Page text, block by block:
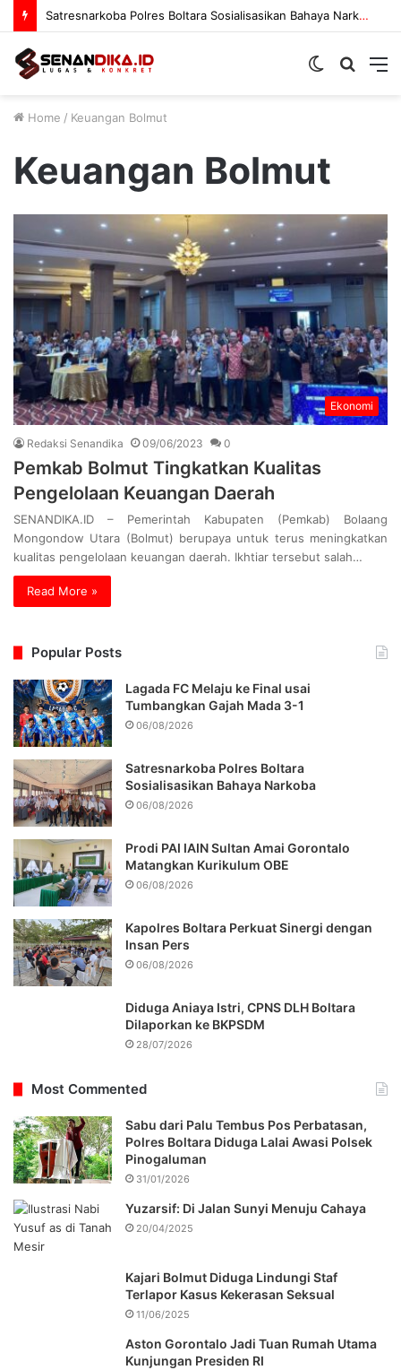
Satresnarkoba Polres Boltara Sosialisasikan Bahaya Narkoba
Search
Switch
Home / Keuangan Bolmut
Keuangan Bolmut
Ekonomi
Redaksi Senandika 09/06/2023 0
Pemkab Bolmut Tingkatkan Kualitas
Pengelolaan Keuangan Daerah
SENANDIKA.ID – Pemerintah Kabupaten (Pemkab) Bolaang
Mongondow Utara (Bolmut) berupaya untuk terus meningkatkan
kualitas pengelolaan keuangan daerah. Ikhtiar tersebut salah…
Read More »
Popular Posts
Lagada FC Melaju ke Final usai
Tumbangkan Gajah Mada 3-1
06/08/2026
Satresnarkoba Polres Boltara
Sosialisasikan Bahaya Narkoba
06/08/2026
Prodi PAI IAIN Sultan Amai Gorontalo
Matangkan Kurikulum OBE
06/08/2026
Kapolres Boltara Perkuat Sinergi dengan
Insan Pers
06/08/2026
Diduga Aniaya Istri, CPNS DLH Boltara
Dilaporkan ke BKPSDM
28/07/2026
Most Commented
Sabu dari Palu Tembus Pos Perbatasan,
Polres Boltara Diduga Lalai Awasi Polsek
Pinogaluman
31/01/2026
Yuzarsif: Di Jalan Sunyi Menuju Cahaya
20/04/2025
Kajari Bolmut Diduga Lindungi Staf
Terlapor Kasus Kekerasan Seksual
11/06/2025
Aston Gorontalo Jadi Tuan Rumah Utama
Kunjungan Presiden RI